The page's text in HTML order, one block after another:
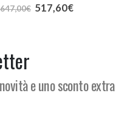
647,00€ Il
prezzo
517,60€Il
e uno sconto extra